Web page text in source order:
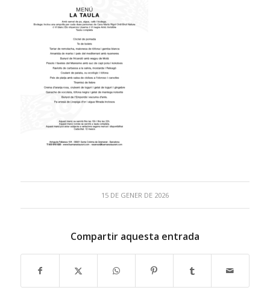
15 DE GENER DE 2026
Compartir aquesta entrada